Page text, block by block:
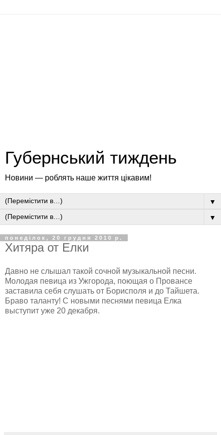
Губернський тиждень
Новини — роблять наше життя цікавим!
▼
▼
понеділок, 20 грудня 2010 р.
Хитяра от Елки
Давно не слышал такой сочной музыкальной песни.
Молодая певица из Ужгорода, поющая о Провансе
заставила себя слушать от Борисполя и до Тайшета.
Браво таланту! С новыми песнями певица Елка
выступит уже 20 декабря.